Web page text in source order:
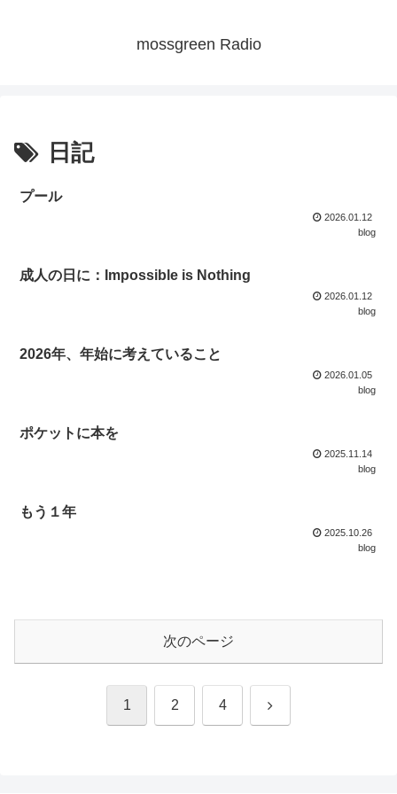
mossgreen Radio
日記
プール
2026.01.12
blog
成人の日に：Impossible is Nothing
2026.01.12
blog
2026年、年始に考えていること
2026.01.05
blog
ポケットに本を
2025.11.14
blog
もう１年
2025.10.26
blog
次のページ
1 2 4 次